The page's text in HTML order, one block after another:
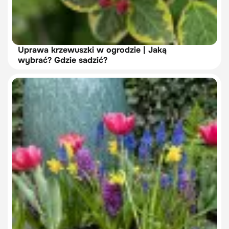
Uprawa krzewuszki w ogrodzie | Jaką
wybrać? Gdzie sadzić?